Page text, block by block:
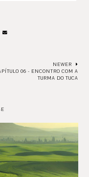
NEWER
06 - ENCONTRO COM A
TURMA DO TUCA